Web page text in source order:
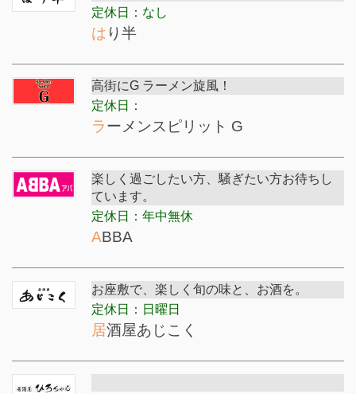
定休日：なし
はり半
高街にG ラーメン旋風！
定休日：
ラーメンスピリット G
楽しく過ごしたい方、騒ぎたい方お待ちし
ています。
定休日：年中無休
ABBA
お座敷で、楽しく旬の味と、お酒を。
定休日：日曜日
居酒屋あじこく